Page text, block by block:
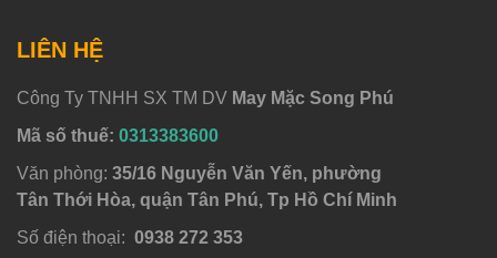
LIÊN HỆ
Công Ty TNHH SX TM DV May Mặc Song Phú
Mã số thuế: 0313383600
Văn phòng: 35/16 Nguyễn Văn Yến, phường
Tân Thới Hòa, quận Tân Phú, Tp Hồ Chí Minh
Số điện thoại: 0938 272 353